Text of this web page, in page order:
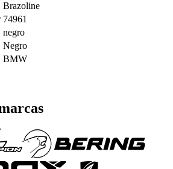
Brazoline
74961
negro
Negro
BMW